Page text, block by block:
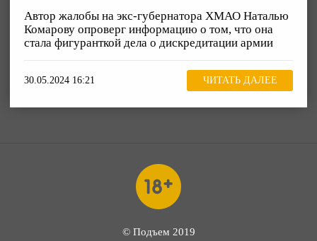
Автор жалобы на экс-губернатора ХМАО Наталью
Комарову опроверг информацию о том, что она
стала фигуранткой дела о дискредитации армии
30.05.2024 16:21 ЧИТАТЬ ДАЛЕЕ
© Подъем 2019